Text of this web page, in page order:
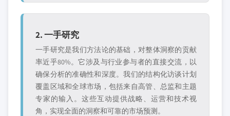
2. 一手研究
一手研究是我们方法论的基础，对整体洞察的贡献
率近乎80%。它涉及与行业参与者的直接交流，以
确保分析的准确性和深度。我们的结构化访谈计划
覆盖区域和全球市场，包括来自高管、总监和主题
专家的输入。这些互动提供战略、运营和技术视
角，实现全面的洞察和可靠的市场预测。